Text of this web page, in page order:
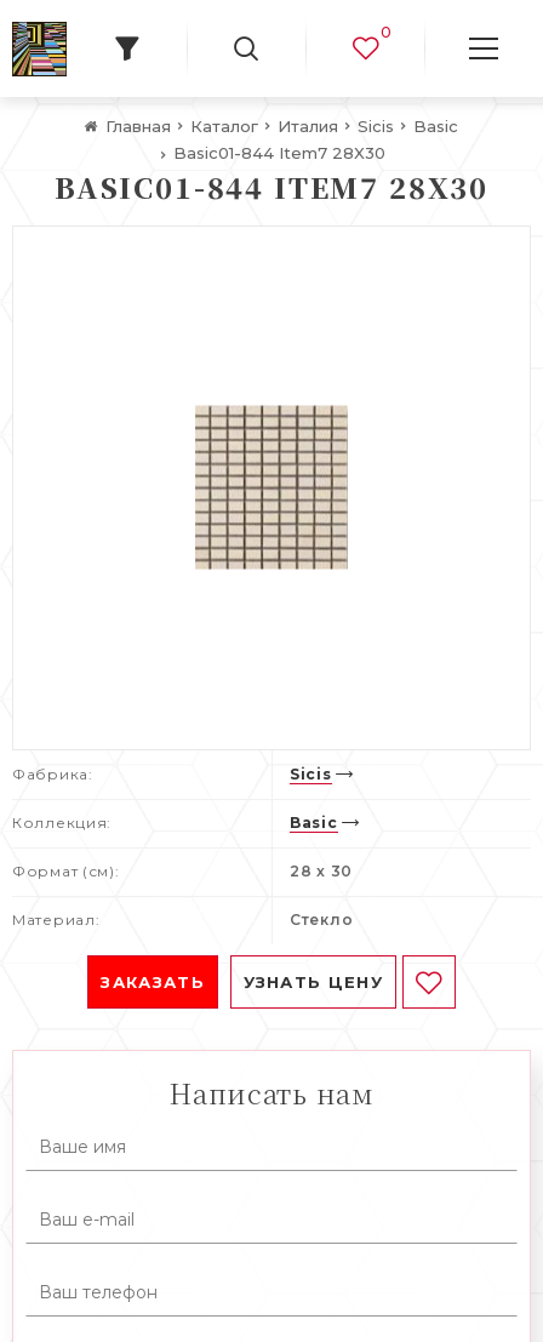
0
Главная Каталог Италия Sicis
Basic
Basic01-844 Item7 28X30
BASIC01-844 ITEM7 28X30
Фабрика: Sicis
Коллекция: Basic
Формат (см): 28 x 30
Материал: Стекло
ЗАКАЗАТЬ УЗНАТЬ ЦЕНУ
Написать нам